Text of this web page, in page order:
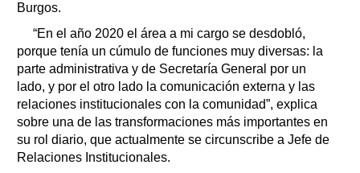
Burgos.
“En el año 2020 el área a mi cargo se desdobló,
porque tenía un cúmulo de funciones muy diversas: la
parte administrativa y de Secretaría General por un
lado, y por el otro lado la comunicación externa y las
relaciones institucionales con la comunidad”, explica
sobre una de las transformaciones más importantes en
su rol diario, que actualmente se circunscribe a Jefe de
Relaciones Institucionales.